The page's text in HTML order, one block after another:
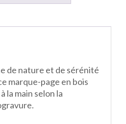
de nature et de sérénité
marque-page en bois
la main selon la